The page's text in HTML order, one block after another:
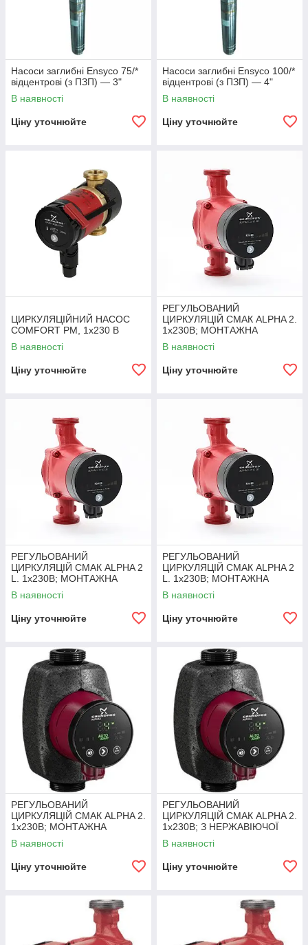
Насоси заглибні Ensyco 75/*
відцентрові (з ПЗП) — 3"
В наявності
Ціну уточнюйте
Насоси заглибні Ensyco 100/*
відцентрові (з ПЗП) — 4"
В наявності
Ціну уточнюйте
ЦИРКУЛЯЦІЙНИЙ НАСОС
COMFORT PM, 1x230 B
В наявності
Ціну уточнюйте
РЕГУЛЬОВАНИЙ
ЦИРКУЛЯЦІЙ СМАК ALPHA 2.
1x230B; МОНТАЖНА
ДОВЖИНА 180ММ
В наявності
Ціну уточнюйте
РЕГУЛЬОВАНИЙ
ЦИРКУЛЯЦІЙ СМАК ALPHA 2
L. 1x230B; МОНТАЖНА
ДОВЖИНА 180 мм
В наявності
Ціну уточнюйте
РЕГУЛЬОВАНИЙ
ЦИРКУЛЯЦІЙ СМАК ALPHA 2
L. 1x230B; МОНТАЖНА
ДОВЖИНА 130 мм
В наявності
Ціну уточнюйте
РЕГУЛЬОВАНИЙ
ЦИРКУЛЯЦІЙ СМАК ALPHA 2.
1x230B; МОНТАЖНА
ДОВЖИНА 130ММ
В наявності
Ціну уточнюйте
РЕГУЛЬОВАНИЙ
ЦИРКУЛЯЦІЙ СМАК ALPHA 2.
1x230B; З НЕРЖАВІЮЧОЇ
СТАЛІ
В наявності
Ціну уточнюйте